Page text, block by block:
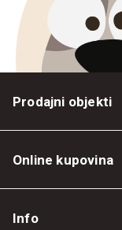
Prodajni objekti
Online kupovina
Info